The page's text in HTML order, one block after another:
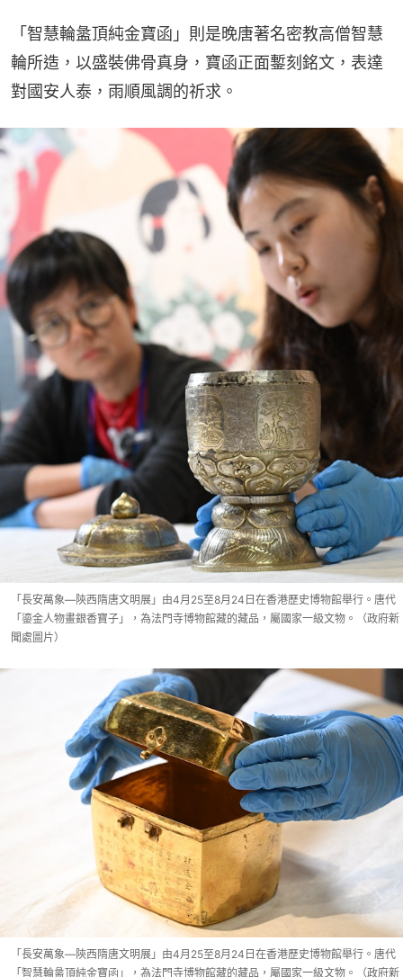
「智慧輪盝頂純金寶函」則是晚唐著名密教高僧智慧
輪所造，以盛裝佛骨真身，寶函正面鏨刻銘文，表達
對國安人泰，雨順風調的祈求。
「長安萬象—陝西隋唐文明展」由4月25至8月24日在香港歷史博物館舉行。唐代
「鎏金人物畫銀香寶子」，為法門寺博物館藏的藏品，屬國家一級文物。（政府新
聞處圖片）
「長安萬象—陝西隋唐文明展」由4月25至8月24日在香港歷史博物館舉行。唐代
「智慧輪盝頂純金寶函」，為法門寺博物館藏的藏品，屬國家一級文物。（政府新